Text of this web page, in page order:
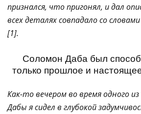
признался, что пригонял, и дал
всех деталях совпадало со
[1].
Соломон Даба был
только прошлое и
Как-то вечером во время одного
Дабы я сидел в глубокой